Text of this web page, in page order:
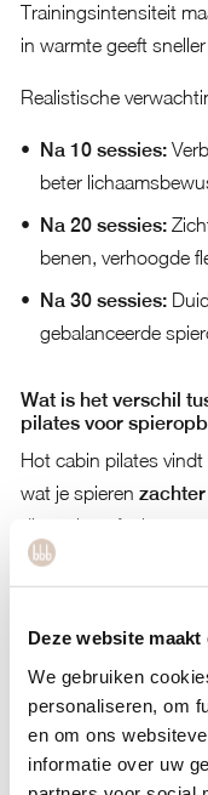
Deze website
We gebruiken
personaliseren, om
en om ons
informatie over uw
Trainingsintensiteit
in warmte geeft
Realistische
Na 10 sessies:
beter
Na 20 sessies:
benen, verhoogde
Na 30 sessies:
gebalanceerde
Wat is het verschil
pilates voor
Hot cabin pilates
wat je spieren
dieper in oefeningen
activeren. De
voor betere
In de warmte werk je
hartslag gaat
zweet intensief, wat
combinatie van